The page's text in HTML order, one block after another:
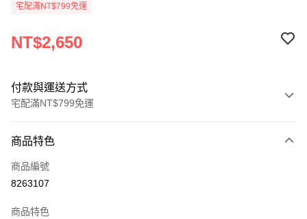
宅配滿NT$799免運
NT$2,650
付款與運送方式
宅配滿NT$799免運
icash Pay
信用卡一次付款
商品特色
商品編號
8263107
商品特色